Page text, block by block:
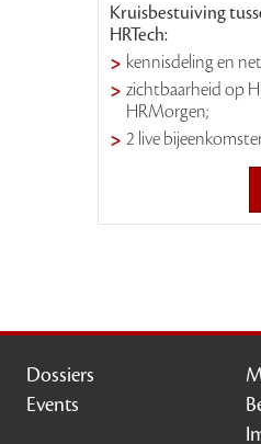
Kruisbestuiving
HRTech:
kennisdeling en
zichtbaarheid op
HRMorgen;
2 live
Dossiers
Events